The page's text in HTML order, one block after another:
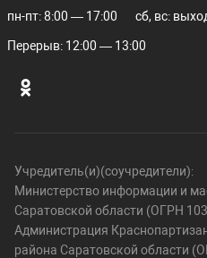
пн-пт: 8:00 — 17:00 сб, вс:
Перерыв: 12:00 — 13:00
Учредитель(и)(соучредители):
Министерство информации и
Саратовской области (ОГРН
Администрация
района Саратовской области